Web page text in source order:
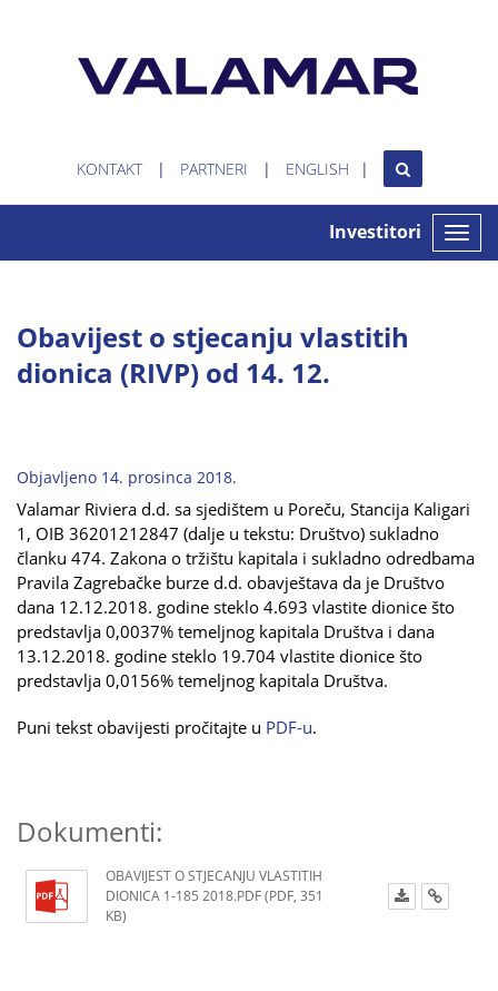
KONTAKT PARTNERI ENGLISH
Toggle
Investitori
Obavijest o stjecanju vlastitih
dionica (RIVP) od 14. 12.
Objavljeno 14. prosinca 2018.
Valamar Riviera d.d. sa sjedištem u Poreču, Stancija Kaligari
1, OIB 36201212847 (dalje u tekstu: Društvo) sukladno
članku 474. Zakona o tržištu kapitala i sukladno odredbama
Pravila Zagrebačke burze d.d. obavještava da je Društvo
dana 12.12.2018. godine steklo 4.693 vlastite dionice što
predstavlja 0,0037% temeljnog kapitala Društva i dana
13.12.2018. godine steklo 19.704 vlastite dionice što
predstavlja 0,0156% temeljnog kapitala Društva.
Puni tekst obavijesti pročitajte u PDF-u.
Dokumenti:
OBAVIJEST O STJECANJU VLASTITIH
DIONICA 1-185 2018.PDF (PDF, 351
KB)